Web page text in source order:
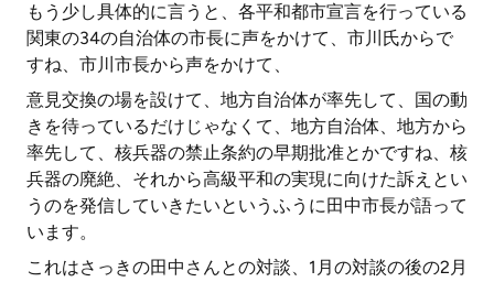
もう少し具体的に言うと、各平和都市宣言を行っている
関東の34の自治体の市長に声をかけて、市川氏からで
すね、市川市長から声をかけて、
意見交換の場を設けて、地方自治体が率先して、国の動
きを待っているだけじゃなくて、地方自治体、地方から
率先して、核兵器の禁止条約の早期批准とかですね、核
兵器の廃絶、それから高級平和の実現に向けた訴えとい
うのを発信していきたいというふうに田中市長が語って
います。
これはさっきの田中さんとの対談、1月の対談の後の2月